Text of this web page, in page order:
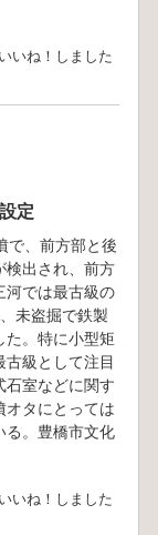
いね！しました
定
で、前方部と後
検出され、前方
河では最古級の
未盗掘で鉄製
た。特に小型矩
級として注目
石室などに関す
オタにとっては
る。豊橋市文化
いね！しました